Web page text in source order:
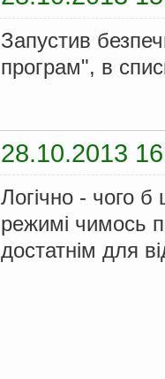
Запустив
програм", в
28.10.2013
Логічно - чого
режимі чимось
достатнім для